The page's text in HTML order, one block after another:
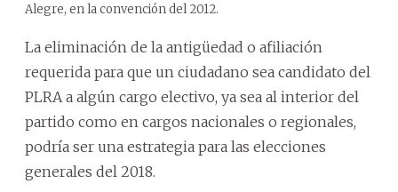
Alegre, en la convención del 2012.
La eliminación de la antigüedad o afiliación
requerida para que un ciudadano sea candidato del
PLRA a algún cargo electivo, ya sea al interior del
partido como en cargos nacionales o regionales,
podría ser una estrategia para las elecciones
generales del 2018.